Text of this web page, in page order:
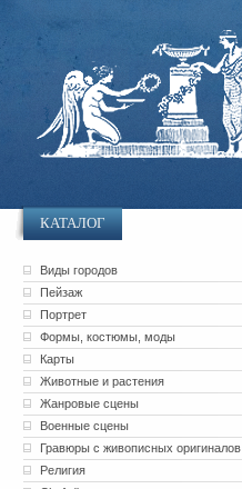
КАТАЛОГ
Виды городов
Пейзаж
Портрет
Формы, костюмы, моды
Карты
Животные и растения
Жанровые сцены
Военные сцены
Гравюры с живописных оригиналов
Религия